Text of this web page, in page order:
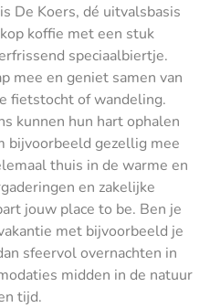
De Koers, dé uitvalsbasis
koffie met een stuk
speciaalbiertje.
mee en geniet samen van
fietstocht of wandeling.
kunnen hun hart ophalen
bijvoorbeeld gezellig mee
thuis in de warme en
en zakelijke
jouw place to be. Ben je
met bijvoorbeeld je
sfeervol overnachten in
midden in de natuur
tijd.